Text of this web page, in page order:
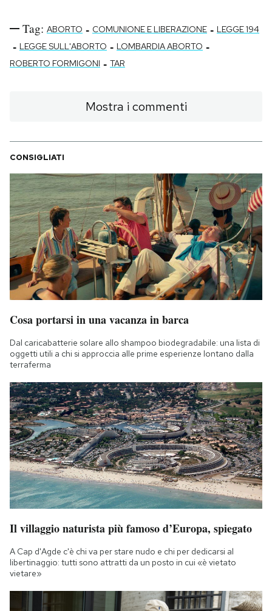
Tag: ABORTO - COMUNIONE E LIBERAZIONE - LEGGE 194
- LEGGE SULL'ABORTO - LOMBARDIA ABORTO -
ROBERTO FORMIGONI - TAR
Mostra i commenti
CONSIGLIATI
Cosa portarsi in una vacanza in barca
Dal caricabatterie solare allo shampoo biodegradabile: una lista di
oggetti utili a chi si approccia alle prime esperienze lontano dalla
terraferma
Il villaggio naturista più famoso d’Europa, spiegato
A Cap d'Agde c'è chi va per stare nudo e chi per dedicarsi al
libertinaggio: tutti sono attratti da un posto in cui «è vietato
vietare»